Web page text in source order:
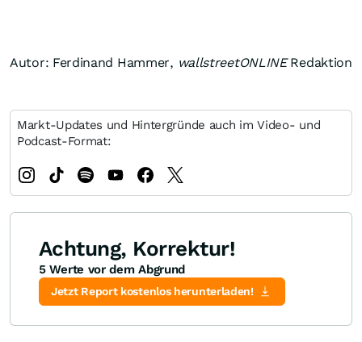
Autor: Ferdinand Hammer, wallstreetONLINERedaktion
Markt-Updates und Hintergründe auch im Video- und
Podcast-Format:
Achtung, Korrektur!
5 Werte vor dem Abgrund
Jetzt Report kostenlos herunterladen!